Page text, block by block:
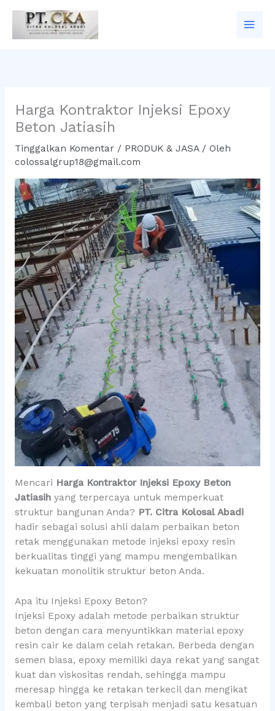
konten
Harga Kontraktor Injeksi Epoxy
Beton Jatiasih
Tinggalkan Komentar / PRODUK & JASA/ Oleh
colossalgrup18@gmail.com
Mencari Harga Kontraktor Injeksi Epoxy Beton
Jatiasihyang terpercaya untuk memperkuat
struktur bangunan Anda? PT. Citra Kolosal Abadi
hadir sebagai solusi ahli dalam perbaikan beton
retak menggunakan metode injeksi epoxy resin
berkualitas tinggi yang mampu mengembalikan
kekuatan monolitik struktur beton Anda.
Apa itu Injeksi Epoxy Beton?
Injeksi Epoxy adalah metode perbaikan struktur
beton dengan cara menyuntikkan material epoxy
resin cair ke dalam celah retakan. Berbeda dengan
semen biasa, epoxy memiliki daya rekat yang sangat
kuat dan viskositas rendah, sehingga mampu
meresap hingga ke retakan terkecil dan mengikat
kembali beton yang terpisah menjadi satu kesatuan